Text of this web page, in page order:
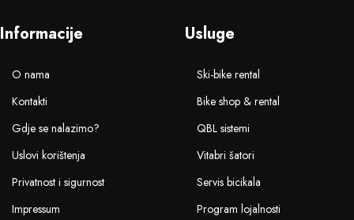
Informacije
O nama
Kontakti
Gdje se nalazimo?
Uslovi korištenja
Privatnost i sigurnost
Impressum
Usluge
Ski-bike rental
Bike shop & rental
QBL sistemi
Vitabri šatori
Servis bicikala
Program lojalnosti